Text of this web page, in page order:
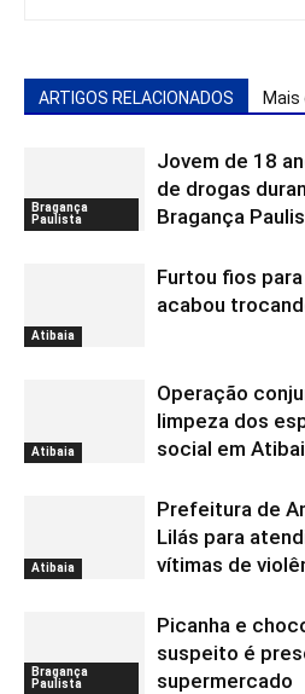
ARTIGOS RELACIONADOS Mais
Bragança
Paulista
Jovem de 18
de drogas
Bragança
Atibaia
Furtou fios
acabou
Atibaia
Operação
limpeza dos
social em
Atibaia
Prefeitura de
Lilás para
vítimas de
Bragança
Paulista
Picanha e
suspeito é
supermercado